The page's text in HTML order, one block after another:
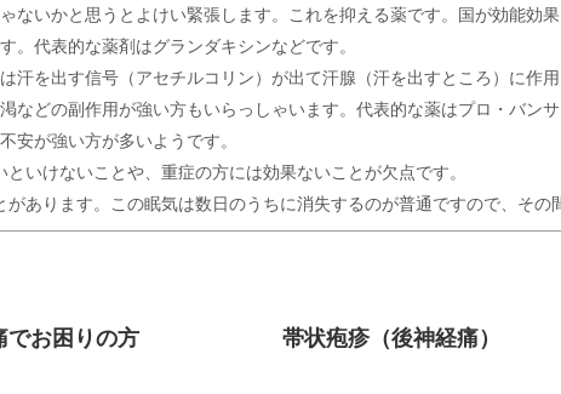
ないかと思うとよけい緊張します。これを抑える薬です。国が効能効
。代表的な薬剤はグランダキシンなどです。
は汗を出す信号（アセチルコリン）が出て汗腺（汗を出すところ）に作
などの副作用が強い方もいらっしゃいます。代表的な薬はプロ・バンサ
安が強い方が多いようです。
いけないことや、重症の方には効果ないことが欠点です。
あります。この眠気は数日のうちに消失するのが普通ですので、その
でお困りの方 帯状疱疹（後神経痛）